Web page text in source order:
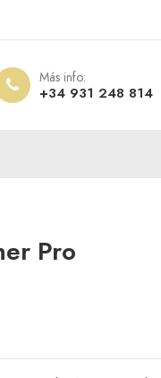
Más info:
+34 931 248 814
Pro